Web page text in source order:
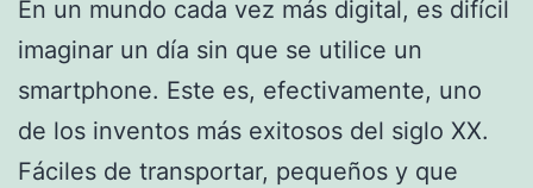
En un mundo cada vez más digital, es difícil
imaginar un día sin que se utilice un
smartphone. Este es, efectivamente, uno
de los inventos más exitosos del siglo XX.
Fáciles de transportar, pequeños y que